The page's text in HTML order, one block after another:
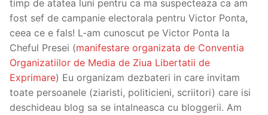
timp de atatea luni pentru ca ma suspecteaza ca am
fost sef de campanie electorala pentru Victor Ponta,
ceea ce e fals! L-am cunoscut pe Victor Ponta la
Cheful Presei (manifestare organizata de Conventia
Organizatiilor de Media de Ziua Libertatii de
Exprimare) Eu organizam dezbateri in care invitam
toate persoanele (ziaristi, politicieni, scriitori) care isi
deschideau blog sa se intalneasca cu bloggerii. Am